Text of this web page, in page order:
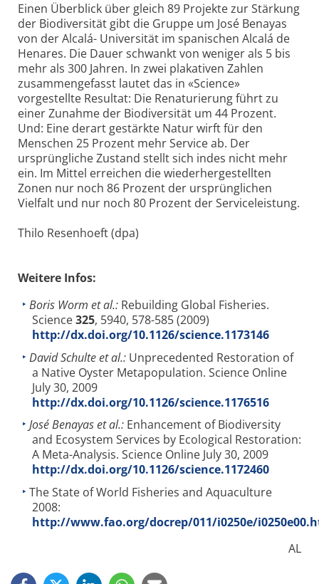
Einen Überblick über gleich 89 Projekte zur Stärkung
der Biodiversität gibt die Gruppe um José Benayas
von der Alcalá- Universität im spanischen Alcalá de
Henares. Die Dauer schwankt von weniger als 5 bis
mehr als 300 Jahren. In zwei plakativen Zahlen
zusammengefasst lautet das in «Science»
vorgestellte Resultat: Die Renaturierung führt zu
einer Zunahme der Biodiversität um 44 Prozent.
Und: Eine derart gestärkte Natur wirft für den
Menschen 25 Prozent mehr Service ab. Der
ursprüngliche Zustand stellt sich indes nicht mehr
ein. Im Mittel erreichen die wiederhergestellten
Zonen nur noch 86 Prozent der ursprünglichen
Vielfalt und nur noch 80 Prozent der Serviceleistung.
Thilo Resenhoeft (dpa)
Weitere Infos:
Boris Worm et al.: Rebuilding Global Fisheries.
Science325, 5940, 578-585 (2009)
http://dx.doi.org/10.1126/science.1173146
David Schulte et al.: Unprecedented Restoration of
a Native Oyster Metapopulation. Science Online
July 30, 2009
http://dx.doi.org/10.1126/science.1176516
José Benayas et al.: Enhancement of Biodiversity
and Ecosystem Services by Ecological Restoration:
A Meta-Analysis. Science Online July 30, 2009
http://dx.doi.org/10.1126/science.1172460
The State of World Fisheries and Aquaculture
2008:
http://www.fao.org/docrep/011/i0250e/
AL